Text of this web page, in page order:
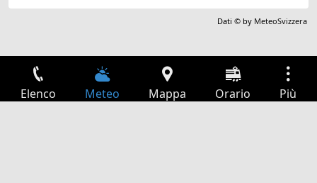
Dati © by MeteoSvizzera
Elenco Meteo Mappa Orario Più